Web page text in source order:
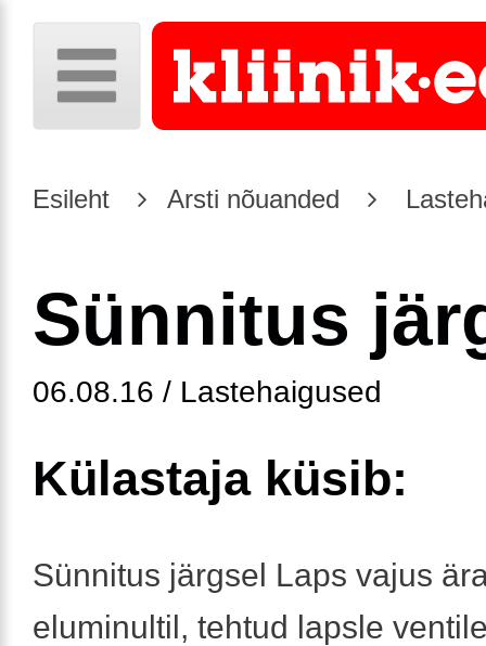
Esileht Arsti nõuanded
Sünnitus
06.08.16 / Lastehaigused
Külastaja küsib:
Sünnitus järgsel Laps vajus
eluminultil, tehtud lapsle